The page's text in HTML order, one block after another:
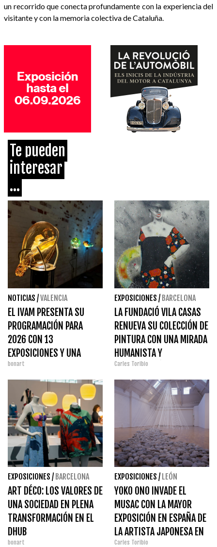
un recorrido que conecta profundamente con la experiencia del
visitante y con la memoria colectiva de Cataluña.
Te pueden
interesar
...
NOTICIAS /VALENCIA
EL IVAM PRESENTA SU
PROGRAMACIÓN PARA
2026 CON 13
EXPOSICIONES Y UNA
NUEVA LECTURA DE SU
COLECCIÓN PERMANENTE
bonart
EXPOSICIONES / BARCELONA
LA FUNDACIÓ VILA CASAS
RENUEVA SU COLECCIÓN DE
PINTURA CON UNA MIRADA
HUMANISTA Y
CONTEMPORÁNEA
Carles Toribio
EXPOSICIONES / BARCELONA
ART DÉCO: LOS VALORES DE
UNA SOCIEDAD EN PLENA
TRANSFORMACIÓN EN EL
DHUB
bonart
EXPOSICIONES / LEÓN
YOKO ONO INVADE EL
MUSAC CON LA MAYOR
EXPOSICIÓN EN ESPAÑA DE
LA ARTISTA JAPONESA EN
Carles Toribio